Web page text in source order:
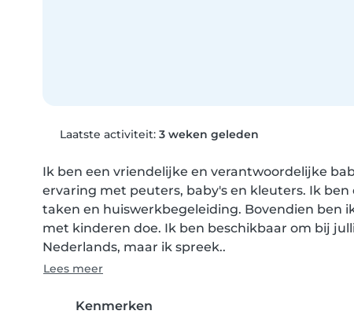
Laatste activiteit: 3 weken geleden
Ik ben een vriendelijke en verantwoordelijke
ervaring met peuters, baby's en kleuters. Ik
taken en huiswerkbegeleiding. Bovendien ben
met kinderen doe. Ik ben beschikbaar om bij
Nederlands, maar ik spreek..
Lees meer
Kenmerken